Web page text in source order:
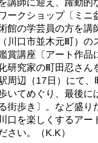
講師に迎え、躍動的
ークショップ〔ミニ
館の学芸員の方を講
（川口市並木元町）
賞講座〔アート作品
研究家の町田忍さん
周辺（17日）にて
いてめぐり、最後に
街歩き〕。など盛り
川口を楽しくするア
さい。（K.K）